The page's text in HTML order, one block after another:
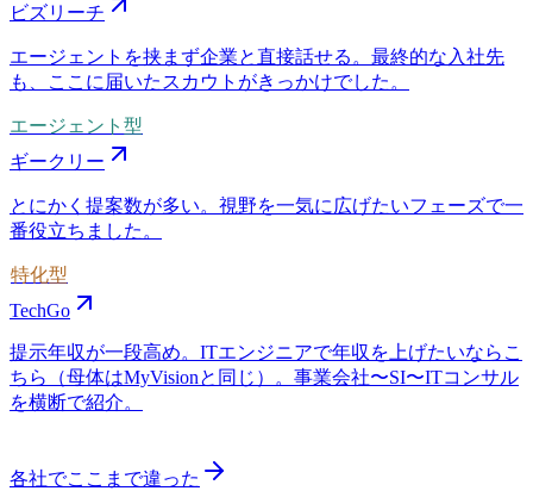
ビズリーチ
エージェントを挟まず企業と直接話せる。最終的な入社先
も、ここに届いたスカウトがきっかけでした。
エージェント型
ギークリー
とにかく提案数が多い。視野を一気に広げたいフェーズで一
番役立ちました。
特化型
TechGo
提示年収が一段高め。ITエンジニアで年収を上げたいならこ
ちら（母体はMyVisionと同じ）。事業会社〜SI〜ITコンサル
を横断で紹介。
各社でここまで違った